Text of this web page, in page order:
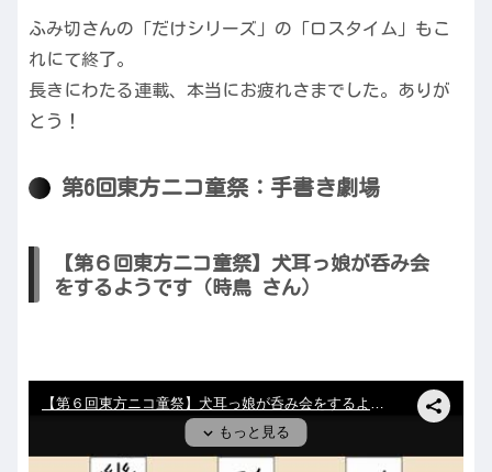
ふみ切さんの「だけシリーズ」の「ロスタイム」もこ
れにて終了。
長きにわたる連載、本当にお疲れさまでした。ありが
とう！
第6回東方ニコ童祭：手書き劇場
【第６回東方ニコ童祭】犬耳っ娘が呑み会
をするようです（時鳥 さん）